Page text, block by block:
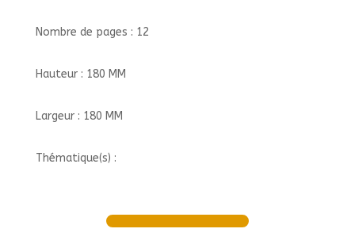
Nombre de pages : 12
Hauteur : 180 MM
Largeur : 180 MM
Thématique(s) :